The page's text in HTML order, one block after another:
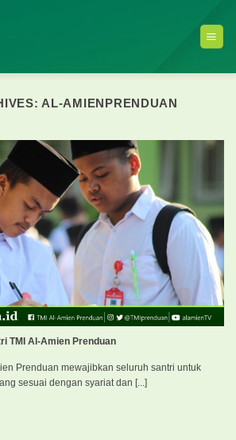
AL-AMIENPRENDUAN
TMI Al-Amien Prenduan
Prenduan mewajibkan seluruh santri untuk
sesuai dengan syariat dan [...]